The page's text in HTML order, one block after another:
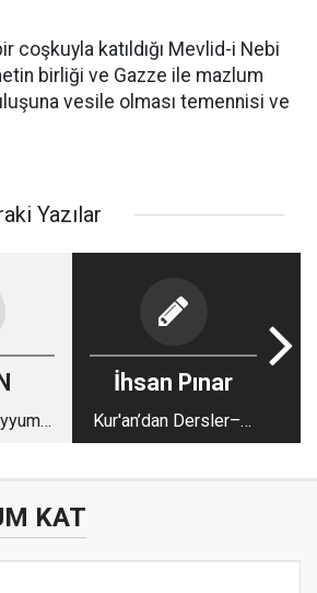
coşkuyla katıldığı Mevlid-i Nebi
birliği ve Gazze ile mazlum
vesile olması temennisi ve
Yazılar
İhsan Pınar
Kur'an’dan Dersler–1:
Oku!
KAT